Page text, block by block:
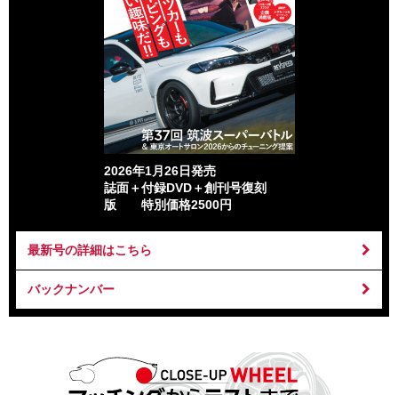
2026年1月26日発売
誌面＋付録DVD＋創刊号復刻
版 特別価格2500円
最新号の詳細はこちら
バックナンバー